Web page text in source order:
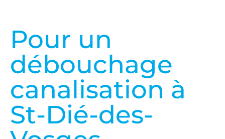
Pour un
débouchage
canalisation à
St-Dié-des-